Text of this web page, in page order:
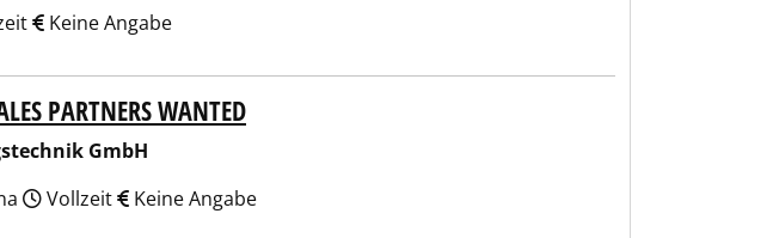
Keine Angabe
PARTNERS WANTED
GmbH
Vollzeit Keine Angabe